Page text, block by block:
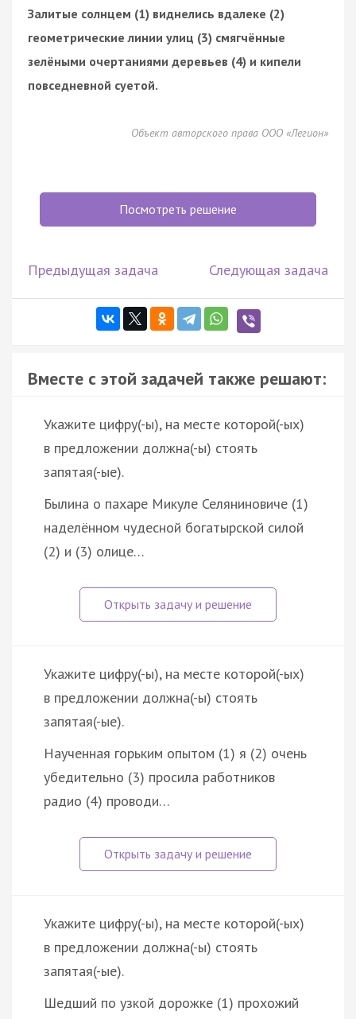
Залитые солнцем (1) виднелись вдалеке (2)
геометрические линии улиц (3) смягчённые
зелёными очертаниями деревьев (4) и кипели
повседневной суетой.
Объект авторского права ООО «Легион»
Посмотреть решение
Предыдущая задача Следующая задача
Вместе с этой задачей также решают:
Укажите цифру(-ы), на месте которой(-ых)
в предложении должна(-ы) стоять
запятая(-ые).
Былина о пахаре Микуле Селяниновиче (1)
наделённом чудесной богатырской силой
(2) и (3) олице…
Укажите цифру(-ы), на месте которой(-ых)
в предложении должна(-ы) стоять
запятая(-ые).
Наученная горьким опытом (1) я (2) очень
убедительно (3) просила работников
радио (4) проводи…
Укажите цифру(-ы), на месте которой(-ых)
в предложении должна(-ы) стоять
запятая(-ые).
Шедший по узкой дорожке (1) прохожий